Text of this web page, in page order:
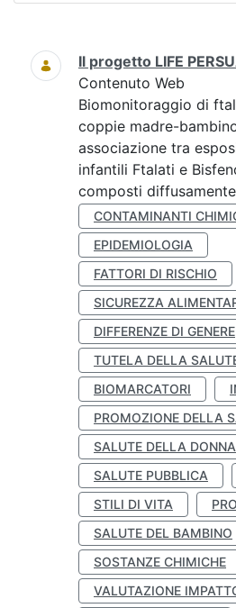
Ricerca
Il progetto LIFE
Contenuto Web
Biomonitoraggio di
coppie madre-
associazione tra
infantili Ftalati e
composti
CONTAMINANTI
EPIDEMIOLOGIA
FATTORI DI RISCHIO
SICUREZZA
DIFFERENZE DI GENERE
TUTELA DELLA
BIOMARCATORI
PROMOZIONE DELLA
SALUTE DELLA DONNA
SALUTE PUBBLICA
STILI DI VITA
SALUTE DEL BAMBINO
SOSTANZE CHIMICHE
VALUTAZIONE